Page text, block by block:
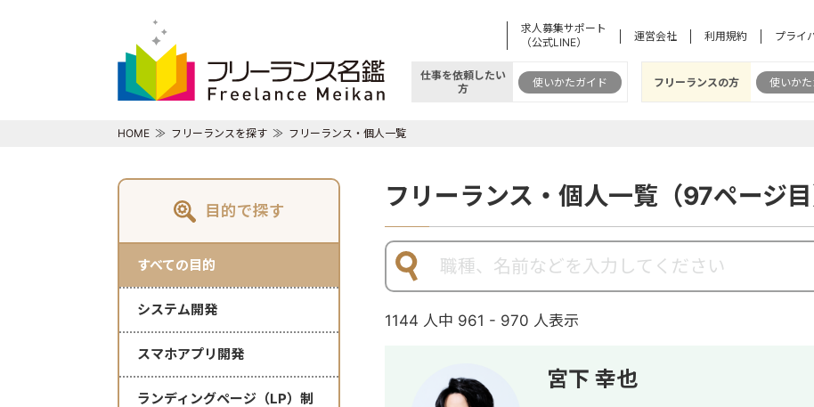
求人募集サポート
（公式LINE）
運営会社 利用規約 プライ
仕事を依頼したい
方
使いかたガイド フリーランスの方 使いか
HOME フリーランスを探す フリーランス・個人一覧
目的で探す
すべての目的
システム開発
スマホアプリ開発
ランディングページ（LP）制
フリーランス・個人一覧（97ページ目
1144 人中 961 - 970 人表示
宮下 幸也